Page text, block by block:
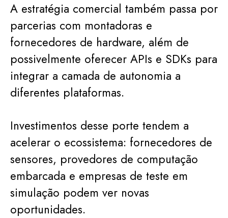
A estratégia comercial também passa por
parcerias com montadoras e
fornecedores de hardware, além de
possivelmente oferecer APIs e SDKs para
integrar a camada de autonomia a
diferentes plataformas.
Investimentos desse porte tendem a
acelerar o ecossistema: fornecedores de
sensores, provedores de computação
embarcada e empresas de teste em
simulação podem ver novas
oportunidades.